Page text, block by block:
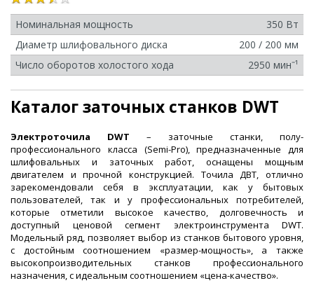
Номинальная мощность
350 Вт
Диаметр шлифовального диска
200 / 200 мм
Число оборотов холостого хода
2950 минˉ¹
Каталог заточных станков DWT
Электроточила DWT – заточные станки, полу-
профессионального класса (Semi-Pro), предназначенные для
шлифовальных и заточных работ, оснащены мощным
двигателем и прочной конструкцией. Точила ДВТ, отлично
зарекомендовали себя в эксплуатации, как у бытовых
пользователей, так и у профессиональных потребителей,
которые отметили высокое качество, долговечность и
доступный ценовой сегмент электроинструмента DWT.
Модельный ряд, позволяет выбор из станков бытового уровня,
с достойным соотношением «размер-мощность», а также
высокопроизводительных станков профессионального
назначения, с идеальным соотношением «цена-качество».